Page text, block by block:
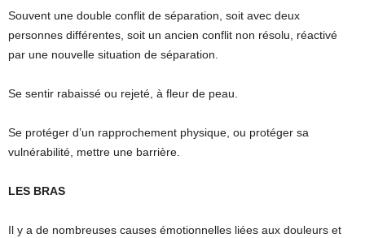
Souvent une double conflit de séparation, soit avec deux
personnes différentes, soit un ancien conflit non résolu, réactivé
par une nouvelle situation de séparation.
Se sentir rabaissé ou rejeté, à fleur de peau.
Se protéger d’un rapprochement physique, ou protéger sa
vulnérabilité, mettre une barrière.
LES BRAS
Il y a de nombreuses causes émotionnelles liées aux douleurs et